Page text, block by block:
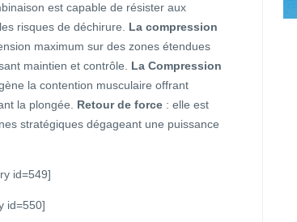
est capable de résister aux
risques de déchirure. La compression
maximum sur des zones étendues
maintien et contrôle. La Compression
la contention musculaire offrant
la plongée. Retour de force : elle est
stratégiques dégageant une puissance
id=549]
id=550]